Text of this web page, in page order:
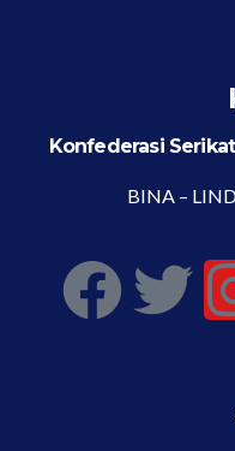
Konfederasi
BINA –